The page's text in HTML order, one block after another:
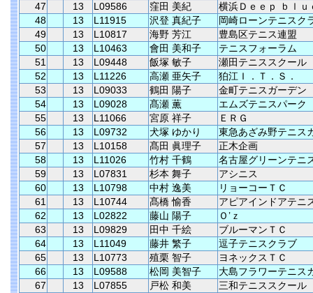
47
13 L09586 窪田 美紀
横浜Ｄｅｅｐ ｂｌｕ
48
13 L11915 沢登 真紀子
岡崎ローンテニスク
49
13 L10817 海野 芳江
豊島区テニス連盟
50
13 L10463 會田 美和子
テニスフォーラム
51
13 L09448 飯塚 敏子
瀬田テニススクール
52
13 L11226 高瀬 亜矢子
狛江Ｉ．Ｔ．Ｓ．
53
13 L09033 鶴田 陽子
金町テニスガーデン
54
13 L09028 髙瀬 薫
エムズテニスパーク
55
13 L11066 宮原 祥子
ＥＲＧ
56
13 L09732 犬塚 ゆかり
東急あざみ野テニス
57
13 L10158 髙田 眞理子
正木企画
58
13 L11026 竹村 千鶴
名古屋グリーンテニ
59
13 L07831 杉本 舞子
アシニス
60
13 L10798 中村 逸美
リョーコーＴＣ
61
13 L10744 髙橋 愉香
アピアインドアテニ
62
13 L02822 藤山 陽子
Ｏ’ｚ
63
13 L09829 田中 千絵
ブルーマンＴＣ
64
13 L11049 藤井 繁子
逗子テニスクラブ
65
13 L10773 殖栗 智子
ヨネックスＴＣ
66
13 L09588 松岡 美智子
大島フラワーテニス
67
13 L07855 戸松 和美
三和テニススクール